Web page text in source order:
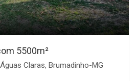
5500m²
Claras, Brumadinho-MG